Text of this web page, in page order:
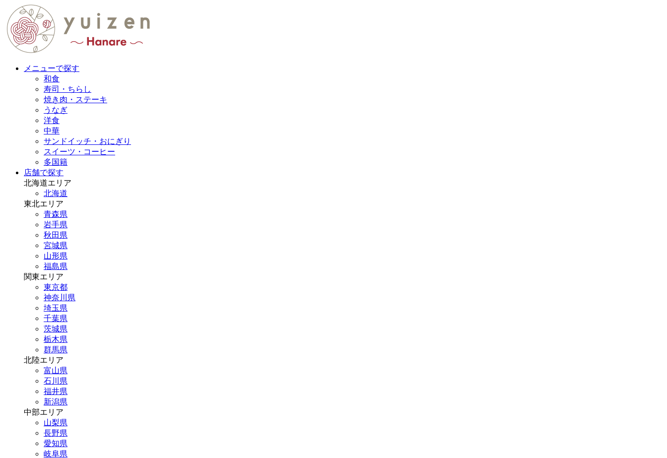
メニューで探す
和食
寿司・ちらし
焼き肉・ステーキ
うなぎ
洋食
中華
サンドイッチ・おにぎり
スイーツ・コーヒー
多国籍
店舗で探す
北海道エリア
北海道
東北エリア
青森県
岩手県
秋田県
宮城県
山形県
福島県
関東エリア
東京都
神奈川県
埼玉県
千葉県
茨城県
栃木県
群馬県
北陸エリア
富山県
石川県
福井県
新潟県
中部エリア
山梨県
長野県
愛知県
岐阜県